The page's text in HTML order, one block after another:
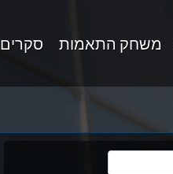
משחק התאמות סקרים